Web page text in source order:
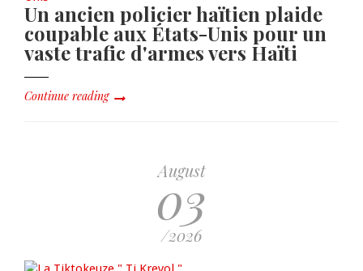
Un ancien policier haïtien plaide
coupable aux États-Unis pour un
vaste trafic d'armes vers Haïti
Continue reading
August
03
/2026